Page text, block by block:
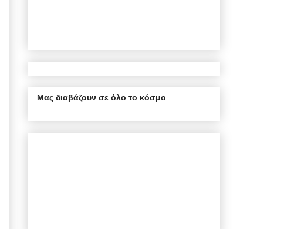
Μας διαβάζουν σε όλο το κόσμο